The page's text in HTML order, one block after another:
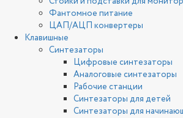
Фантомное питание
ЦАП/АЦП конвертеры
Клавишные
Синтезаторы
Цифровые синтезаторы
Аналоговые синтезаторы
Рабочие станции
Синтезаторы для детей
Синтезаторы для